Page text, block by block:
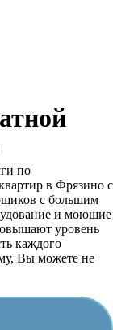
по
в Фрязино с
с большим
и моющие
уровень
каждого
Вы можете не